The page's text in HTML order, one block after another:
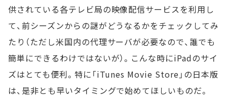
供されている各テレビ局の映像配信サービスを利用し
て、前シーズンからの謎がどうなるかをチェックしてみ
たり（ただし米国内の代理サーバが必要なので、誰でも
簡単にできるわけではないが）。こんな時にiPadのサイ
ズはとても便利。特に「iTunes Movie Store」の日本版
は、是非とも早いタイミングで始めてほしいものだ。